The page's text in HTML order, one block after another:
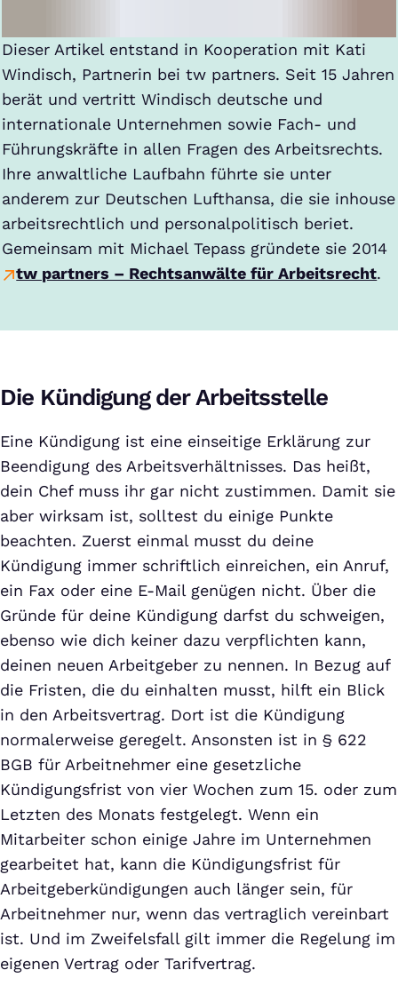
Dieser Artikel entstand in Kooperation mit Kati
Windisch, Partnerin bei tw partners. Seit 15 Jahren
berät und vertritt Windisch deutsche und
internationale Unternehmen sowie Fach- und
Führungskräfte in allen Fragen des Arbeitsrechts.
Ihre anwaltliche Laufbahn führte sie unter
anderem zur Deutschen Lufthansa, die sie inhouse
arbeitsrechtlich und personalpolitisch beriet.
Gemeinsam mit Michael Tepass gründete sie 2014
tw partners – Rechtsanwälte für Arbeitsrecht.
Die Kündigung der Arbeitsstelle
Eine Kündigung ist eine einseitige Erklärung zur
Beendigung des Arbeitsverhältnisses. Das heißt,
dein Chef muss ihr gar nicht zustimmen. Damit sie
aber wirksam ist, solltest du einige Punkte
beachten. Zuerst einmal musst du deine
Kündigung immer schriftlich einreichen, ein Anruf,
ein Fax oder eine E-Mail genügen nicht. Über die
Gründe für deine Kündigung darfst du schweigen,
ebenso wie dich keiner dazu verpflichten kann,
deinen neuen Arbeitgeber zu nennen. In Bezug auf
die Fristen, die du einhalten musst, hilft ein Blick
in den Arbeitsvertrag. Dort ist die Kündigung
normalerweise geregelt. Ansonsten ist in § 622
BGB für Arbeitnehmer eine gesetzliche
Kündigungsfrist von vier Wochen zum 15. oder zum
Letzten des Monats festgelegt. Wenn ein
Mitarbeiter schon einige Jahre im Unternehmen
gearbeitet hat, kann die Kündigungsfrist für
Arbeitgeberkündigungen auch länger sein, für
Arbeitnehmer nur, wenn das vertraglich vereinbart
ist. Und im Zweifelsfall gilt immer die Regelung im
eigenen Vertrag oder Tarifvertrag.